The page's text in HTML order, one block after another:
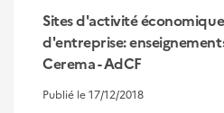
Sites d'activité
d'entreprise:
Cerema - AdCF
Publié le 17/12/2018